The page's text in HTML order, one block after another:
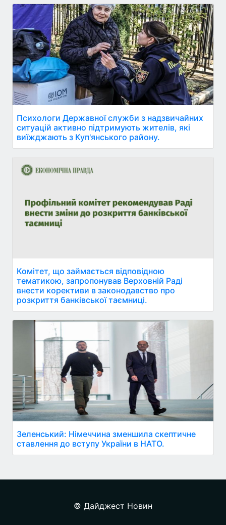
Психологи Державної служби з надзвичайних
ситуацій активно підтримують жителів, які
виїжджають з Куп'янського району.
Комітет, що займається відповідною
тематикою, запропонував Верховній Раді
внести корективи в законодавство про
розкриття банківської таємниці.
Зеленський: Німеччина зменшила скептичне
ставлення до вступу України в НАТО.
© Дайджест Новин